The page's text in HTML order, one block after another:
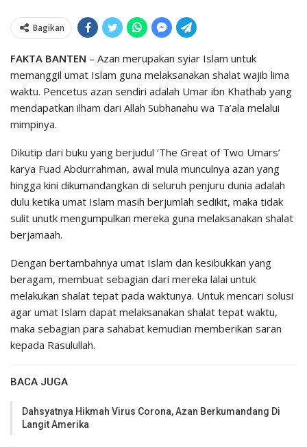
Bagikan
FAKTA BANTEN – Azan merupakan syiar Islam untuk
memanggil umat Islam guna melaksanakan shalat wajib lima
waktu. Pencetus azan sendiri adalah Umar ibn Khathab yang
mendapatkan ilham dari Allah Subhanahu wa Ta’ala melalui
mimpinya.
Dikutip dari buku yang berjudul ‘The Great of Two Umars’
karya Fuad Abdurrahman, awal mula munculnya azan yang
hingga kini dikumandangkan di seluruh penjuru dunia adalah
dulu ketika umat Islam masih berjumlah sedikit, maka tidak
sulit unutk mengumpulkan mereka guna melaksanakan shalat
berjamaah.
Dengan bertambahnya umat Islam dan kesibukkan yang
beragam, membuat sebagian dari mereka lalai untuk
melakukan shalat tepat pada waktunya. Untuk mencari solusi
agar umat Islam dapat melaksanakan shalat tepat waktu,
maka sebagian para sahabat kemudian memberikan saran
kepada Rasulullah.
BACA JUGA
Dahsyatnya Hikmah Virus Corona, Azan Berkumandang Di
Langit Amerika